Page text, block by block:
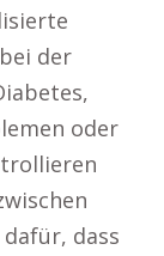
der
oder
dass